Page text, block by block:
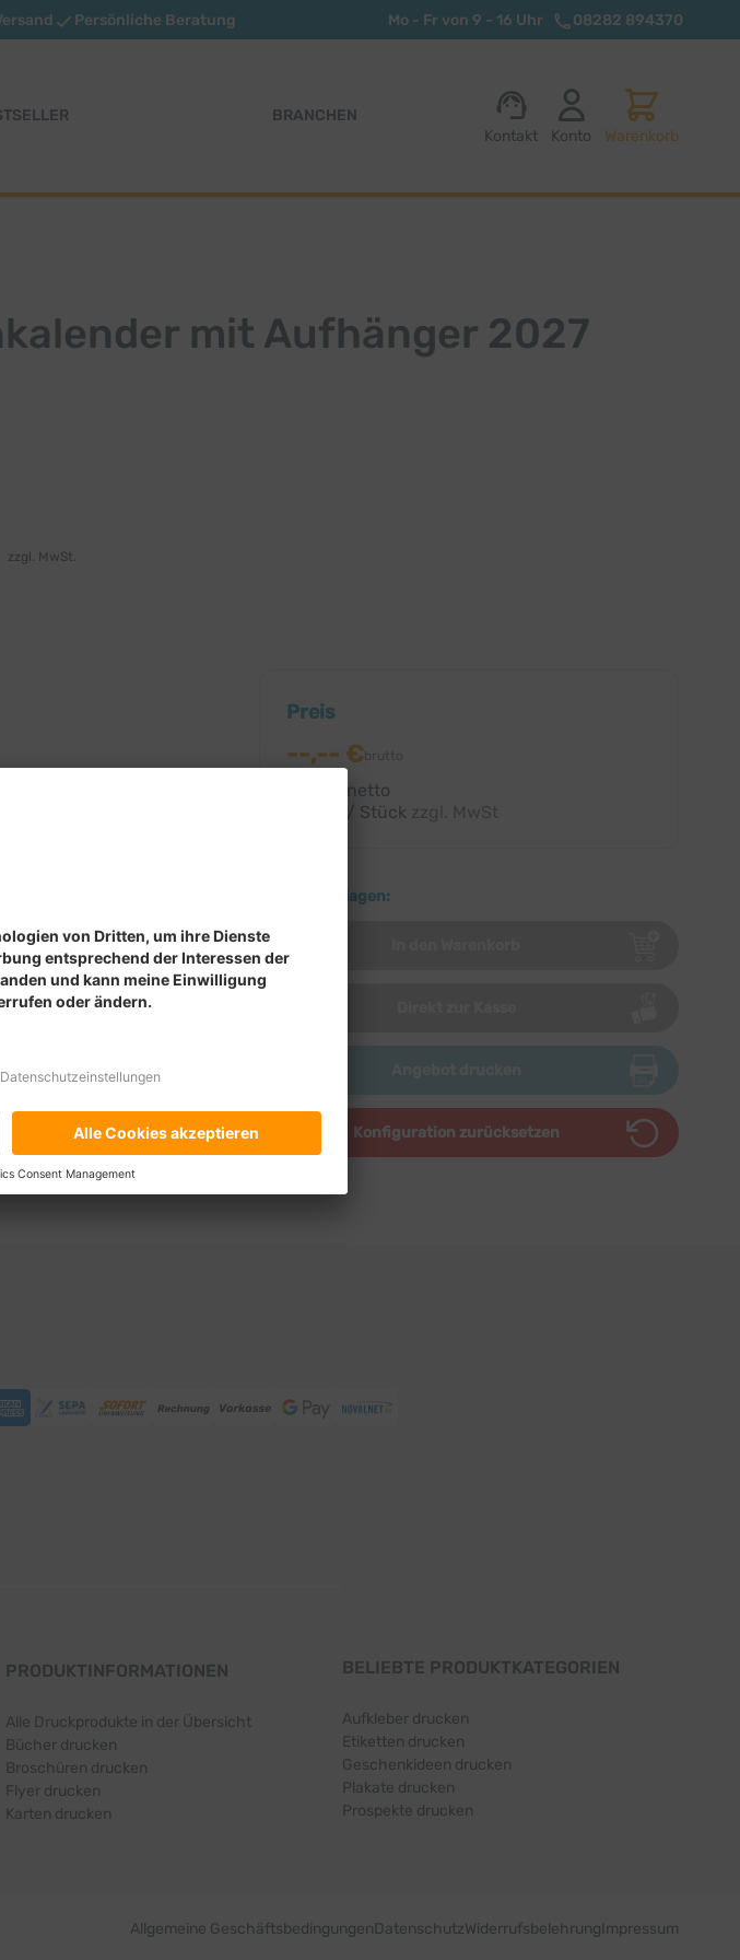
Persönliche Beratung Mo - Fr von 9 - 16 Uhr 08282 894370
BRANCHEN
Kontakt
Konto Warenkorb
mit Aufhänger 2027
zzgl. MwSt.
Preis
--,-- €
--,-- € netto
--,-- € / Stück
Weitere Auflagen:
Konfiguration zurücksetzen
PRODUKTINFORMATIONEN
Alle Druckprodukte in der Übersicht
Bücher drucken
Broschüren drucken
Flyer drucken
Karten drucken
BELIEBTE PRODUKTKATEGORIEN
Aufkleber drucken
Etiketten drucken
Geschenkideen drucken
Plakate drucken
Prospekte drucken
Allgemeine GeschäftsbedingungenDatenschutzWiderrufsbelehrungImpressum